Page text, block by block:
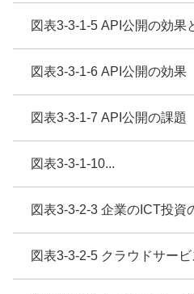
図表3-3-1-5 API公開の効果
図表3-3-1-6 API公開の効果
図表3-3-1-7 API公開の課題
図表3-3-1-10...
図表3-3-2-3 企業のICT投資
図表3-3-2-5 クラウドサー